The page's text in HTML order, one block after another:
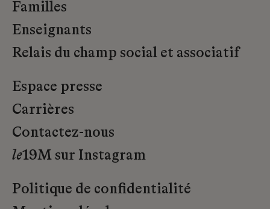
Familles
Enseignants
Relais du champ social et associatif
Espace presse
Carrières
Contactez-nous
le19M sur Instagram
Politique de confidentialité